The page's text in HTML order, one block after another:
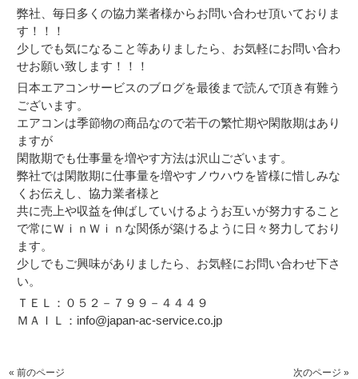
弊社、毎日多くの協力業者様からお問い合わせ頂いておりま
す！！！
少しでも気になること等ありましたら、お気軽にお問い合わ
せお願い致します！！！
日本エアコンサービスのブログを最後まで読んで頂き有難う
ございます。
エアコンは季節物の商品なので若干の繁忙期や閑散期はあり
ますが
閑散期でも仕事量を増やす方法は沢山ございます。
弊社では閑散期に仕事量を増やすノウハウを皆様に惜しみな
くお伝えし、協力業者様と
共に売上や収益を伸ばしていけるようお互いが努力すること
で常にＷｉｎＷｉｎな関係が築けるように日々努力しており
ます。
少しでもご興味がありましたら、お気軽にお問い合わせ下さ
い。
ＴＥＬ：０５２－７９９－４４４９
ＭＡＩＬ：info@japan-ac-service.co.jp
« 前のページ 次のページ »